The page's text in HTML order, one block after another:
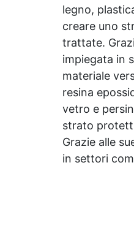
legno,
creare uno
trattate.
impiegata in
materiale
resina
vetro e
strato
Grazie alle
in settori